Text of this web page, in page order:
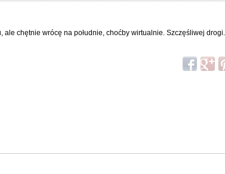
ale chętnie wrócę na południe, choćby wirtualnie. Szczęśliwej drogi.